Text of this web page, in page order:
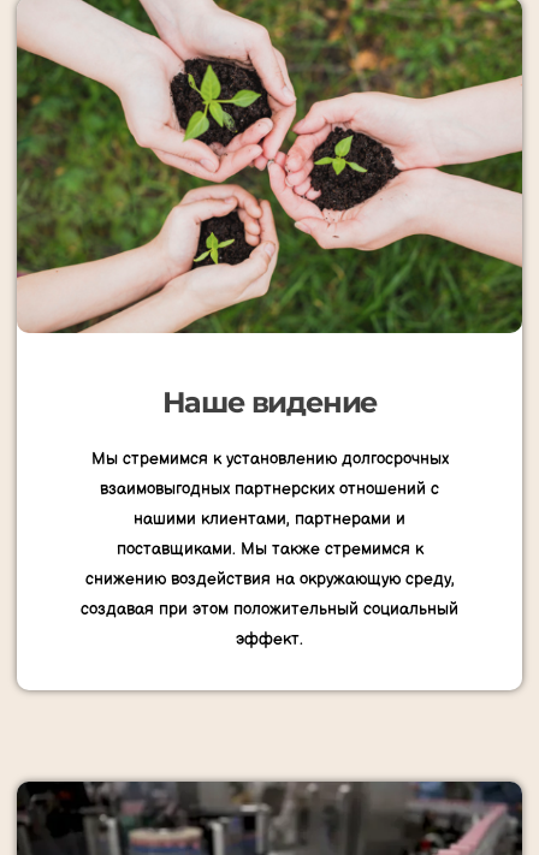
Наше видение
Мы стремимся к установлению долгосрочных
взаимовыгодных партнерских отношений с
нашими клиентами, партнерами и
поставщиками. Мы также стремимся к
снижению воздействия на окружающую среду,
создавая при этом положительный социальный
эффект.